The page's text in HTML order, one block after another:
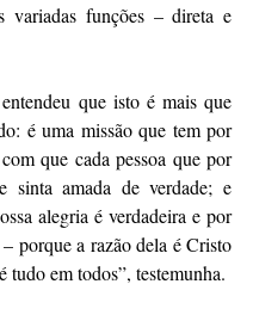
variadas funções – direta e
que isto é mais que
é uma missão que tem por
que cada pessoa que por
sinta amada de verdade; e
alegria é verdadeira e por
– porque a razão dela é Cristo
tudo em todos”, testemunha.